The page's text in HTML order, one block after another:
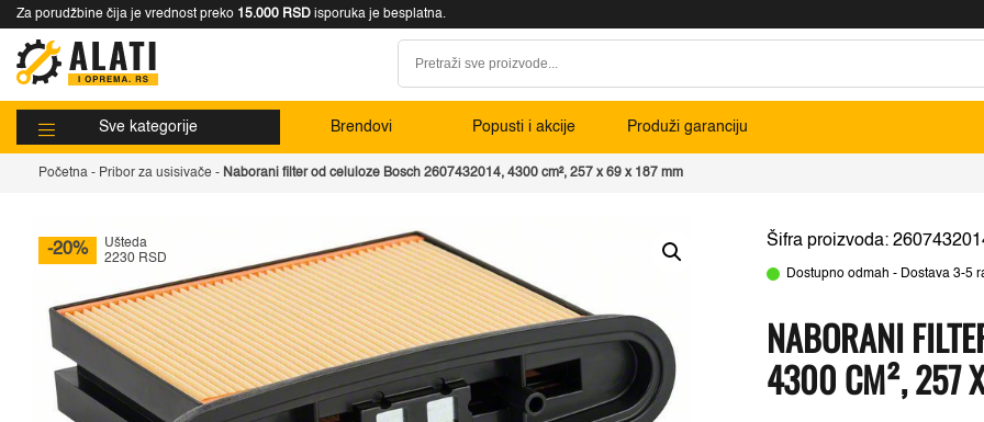
Za porudžbine čija je vrednost preko 15.000 RSD isporuka je besplatna.
Sve kategorije Brendovi Popusti i akcije Produži garanciju
Početna - Pribor za usisivače - Naborani filter od celuloze Bosch 2607432014, 4300 cm², 257 x 69 x 187 mm
-20%
Ušteda
2230 RSD
Šifra proizvoda:
Dostupno odmah - Dostava 3-5
NABORANI
4300 CM², 257